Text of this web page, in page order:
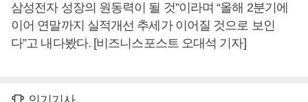
삼성전자 성장의 원동력이 될 것”이라며 “올해 2분기에
이어 연말까지 실적개선 추세가 이어질 것으로 보인
다”고 내다봤다. [비즈니스포스트 오대석 기자]